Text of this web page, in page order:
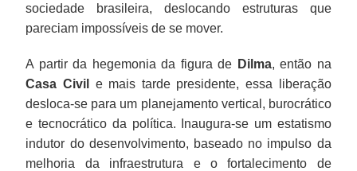
sociedade brasileira, deslocando estruturas que
pareciam impossíveis de se mover.
A partir da hegemonia da figura de Dilma, então na
Casa Civil
e mais tarde presidente, essa liberação
desloca-se para um planejamento vertical, burocrático
e tecnocrático da política. Inaugura-se um estatismo
indutor do desenvolvimento, baseado no impulso da
melhoria da infraestrutura e o fortalecimento de